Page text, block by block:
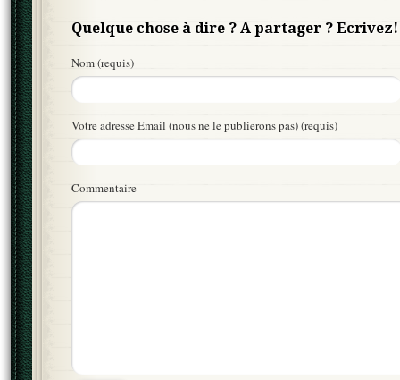
Quelque chose à dire ? A partager ? Ecrivez!
Nom (requis)
Votre adresse Email (nous ne le publierons pas) (requis)
Commentaire